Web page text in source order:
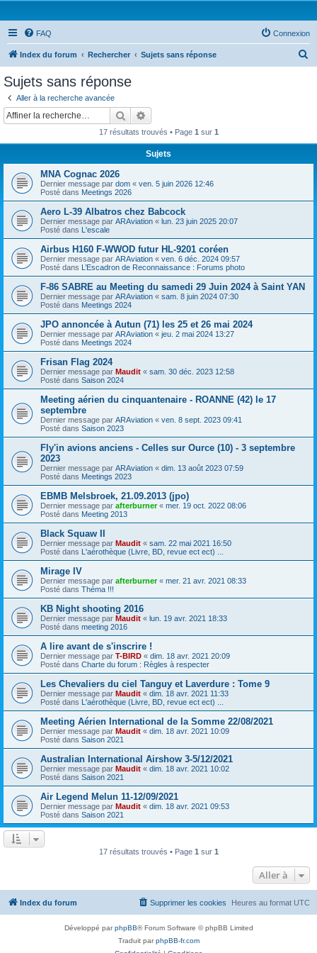
FAQ Connexion
Index du forum Rechercher Sujets sans réponse
Sujets sans réponse
Aller à la recherche avancée
Rechercher
17 résultats trouvés • Page 1 sur 1
Sujets
MNA Cognac 2026
Dernier message par dom « ven. 5 juin 2026 12:46
Posté dans Meetings 2026
Aero L-39 Albatros chez Babcock
Dernier message par ARAviation « lun. 23 juin 2025 20:07
Posté dans L'escale
Airbus H160 F-WWOD futur HL-9201 coréen
Dernier message par ARAviation « ven. 6 déc. 2024 09:57
Posté dans L’Escadron de Reconnaissance : Forums photo
F-86 SABRE au Meeting du samedi 29 Juin 2024 à Saint YAN
Dernier message par ARAviation « sam. 8 juin 2024 07:30
Posté dans Meetings 2024
JPO annoncée à Autun (71) les 25 et 26 mai 2024
Dernier message par ARAviation « jeu. 2 mai 2024 13:27
Posté dans Meetings 2024
Frisan Flag 2024
Dernier message par Maudit « sam. 30 déc. 2023 12:58
Posté dans Saison 2024
Meeting aérien du cinquantenaire - ROANNE (42) le 17
septembre
Dernier message par ARAviation « ven. 8 sept. 2023 09:41
Posté dans Saison 2023
Fly'in avions anciens - Celles sur Ource (10) - 3 septembre
2023
Dernier message par ARAviation « dim. 13 août 2023 07:59
Posté dans Meetings 2023
EBMB Melsbroek, 21.09.2013 (jpo)
Dernier message par afterburner« mer. 19 oct. 2022 08:06
Posté dans Meeting 2013
Black Squaw II
Dernier message par Maudit « sam. 22 mai 2021 16:50
Posté dans L'aérothèque (Livre, BD, revue ect ect) ...
Mirage IV
Dernier message par afterburner« mer. 21 avr. 2021 08:33
Posté dans Théma !!!
KB Night shooting 2016
Dernier message par Maudit « lun. 19 avr. 2021 18:33
Posté dans meeting 2016
A lire avant de s'inscrire !
Dernier message par T-BIRD « dim. 18 avr. 2021 20:09
Posté dans Charte du forum : Règles à respecter
Les Chevaliers du ciel Tanguy et Laverdure : Tome 9
Dernier message par Maudit « dim. 18 avr. 2021 11:33
Posté dans L'aérothèque (Livre, BD, revue ect ect) ...
Meeting Aérien International de la Somme 22/08/2021
Dernier message par Maudit « dim. 18 avr. 2021 10:09
Posté dans Saison 2021
Australian International Airshow 3-5/12/2021
Dernier message par Maudit « dim. 18 avr. 2021 10:02
Posté dans Saison 2021
Air Legend Melun 11-12/09/2021
Dernier message par Maudit « dim. 18 avr. 2021 09:53
Posté dans Saison 2021
17 résultats trouvés • Page 1 sur 1
Aller à
Index du forum Heures au format UTC
Supprimer les cookies
Développé parphpBB® Forum Software © phpBB Limited
Traduit parphpBB-fr.com